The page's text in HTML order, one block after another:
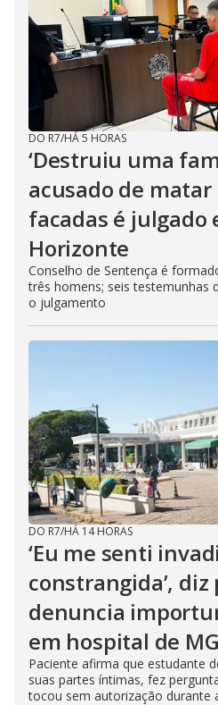
DO R7/HÁ 5 HORAS
‘Destruiu uma
acusado de matar
facadas é julgado
Horizonte
Conselho de Sentença é
três homens; seis testemunhas
o julgamento
DO R7/HÁ 14 HORAS
‘Eu me senti
constrangida’,
denuncia
em hospital de MG
Paciente afirma que estudante
suas partes íntimas, fez
tocou sem autorização durante